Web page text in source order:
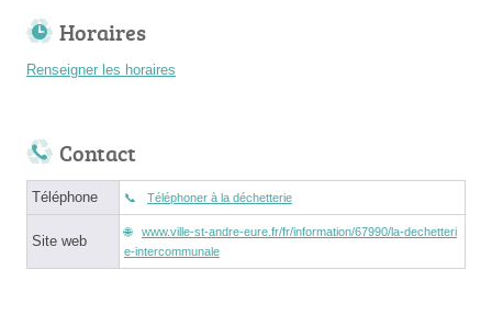
Horaires
Renseigner les horaires
Contact
Téléphone Téléphoner à la déchetterie
Site web
www.ville-st-andre-eure.fr/fr/information/67990/la-dechetteri
e-intercommunale